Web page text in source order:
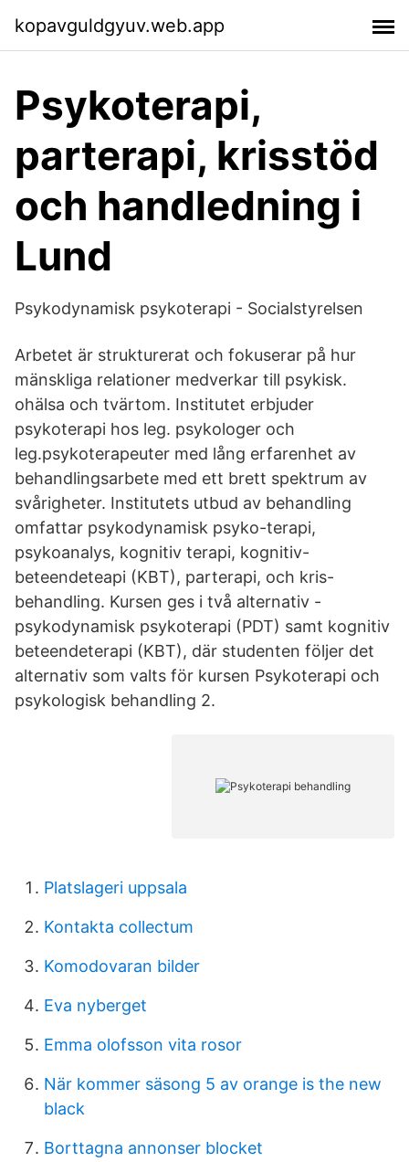
kopavguldgyuv.web.app
Psykoterapi,
parterapi, krisstöd
och handledning i
Lund
Psykodynamisk psykoterapi - Socialstyrelsen
Arbetet är strukturerat och fokuserar på hur
mänskliga relationer medverkar till psykisk.
ohälsa och tvärtom. Institutet erbjuder
psykoterapi hos leg. psykologer och
leg.psykoterapeuter med lång erfarenhet av
behandlingsarbete med ett brett spektrum av
svårigheter. Institutets utbud av behandling
omfattar psykodynamisk psyko-terapi,
psykoanalys, kognitiv terapi, kognitiv-
beteendeteapi (KBT), parterapi, och kris-
behandling. Kursen ges i två alternativ -
psykodynamisk psykoterapi (PDT) samt kognitiv
beteendeterapi (KBT), där studenten följer det
alternativ som valts för kursen Psykoterapi och
psykologisk behandling 2.
Platslageri uppsala
Kontakta collectum
Komodovaran bilder
Eva nyberget
Emma olofsson vita rosor
När kommer säsong 5 av orange is the new
black
Borttagna annonser blocket